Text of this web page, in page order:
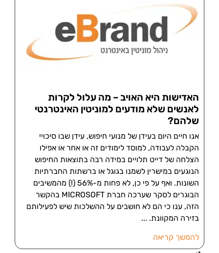
האדישות היא האויב – מה עלול לקרות
לאנשים שלא מודעים למוניטין האינטרנטי
שלהם?
אנו חיים היום בעידן של מנועי חיפוש, עידן שבו סיכויי
הקבלה לעבודה, למוסד לימודים זה או אחר או אפילו
הצלחה של דייט תלויים במידה רבה בתוצאות החיפוש
הנוגעים במישרין לשמנו בגוגל או ברשתות החברתיות
השונות. ואף על פי כן, לא פחות מ-56% (!) מהמשיבים
הבוגרים לסקר שערכה חברת MICROSOFT בהקשר
הזה, ענו כי הם לא חושבים על ההשלכות שיש לפעילותם
בזירה המקוונת.
להמשך קריאה